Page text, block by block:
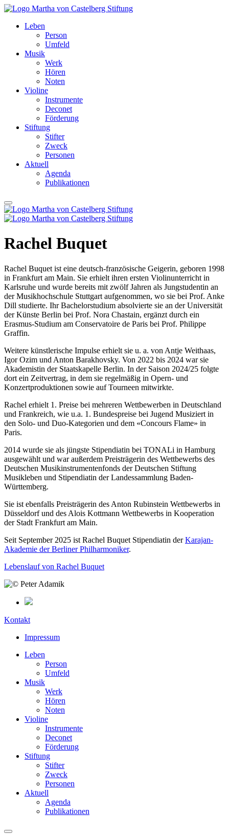
Leben
Person
Umfeld
Musik
Werk
Hören
Noten
Violine
Instrumente
Deconet
Förderung
Stiftung
Stifter
Zweck
Personen
Aktuell
Agenda
Publikationen
Rachel Buquet
Rachel Buquet ist eine deutsch-französische Geigerin, geboren 1998
in Frankfurt am Main. Sie erhielt ihren ersten Violinunterricht in
Karlsruhe und wurde bereits mit zwölf Jahren als Jungstudentin an
der Musikhochschule Stuttgart aufgenommen, wo sie bei Prof. Anke
Dill studierte. Ihr Bachelorstudium absolvierte sie an der Universität
der Künste Berlin bei Prof. Nora Chastain, ergänzt durch ein
Erasmus-Studium am Conservatoire de Paris bei Prof. Philippe
Graffin.
Weitere künstlerische Impulse erhielt sie u. a. von Antje Weithaas,
Igor Ozim und Anton Barakhovsky. Von 2022 bis 2024 war sie
Akademistin der Staatskapelle Berlin. In der Saison 2024/25 folgte
dort ein Zeitvertrag, in dem sie regelmäßig in Opern- und
Konzertproduktionen sowie auf Tourneen mitwirkte.
Rachel erhielt 1. Preise bei mehreren Wettbewerben in Deutschland
und Frankreich, wie u.a. 1. Bundespreise bei Jugend Musiziert in
den Solo- und Duo-Kategorien und dem «Concours Flame» in
Paris.
2014 wurde sie als jüngste Stipendiatin bei TONALi in Hamburg
ausgewählt und war außerdem Preisträgerin des Wettbewerbs des
Deutschen Musikinstrumentenfonds der Deutschen Stiftung
Musikleben und Stipendiatin der Landessammlung Baden-
Württemberg.
Sie ist ebenfalls Preisträgerin des Anton Rubinstein Wettbewerbs in
Düsseldorf und des Alois Kottmann Wettbewerbs in Kooperation
der Stadt Frankfurt am Main.
Seit September 2025 ist Rachel Buquet Stipendiatin derKarajan-
Akademie der Berliner Philharmoniker.
Lebenslauf von Rachel Buquet
Kontakt
Impressum
Leben
Person
Umfeld
Musik
Werk
Hören
Noten
Violine
Instrumente
Deconet
Förderung
Stiftung
Stifter
Zweck
Personen
Aktuell
Agenda
Publikationen